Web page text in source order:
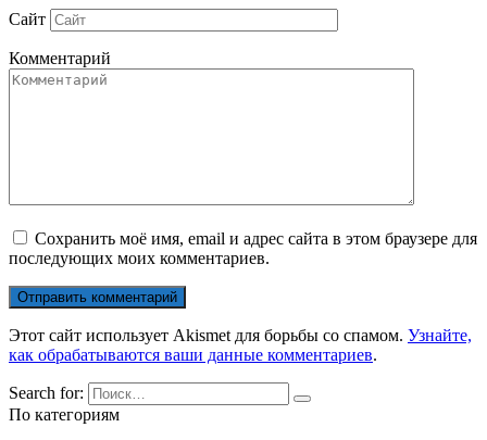
Сайт
Комментарий
Сохранить моё имя, email и адрес сайта в этом браузере для
последующих моих комментариев.
Этот сайт использует Akismet для борьбы со спамом. Узнайте,
как обрабатываются ваши данные комментариев.
Search for:
По категориям